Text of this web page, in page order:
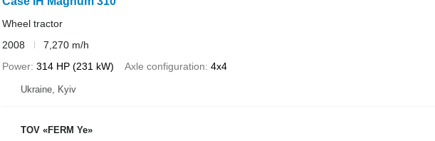
Wheel tractor
2008
7,270 m/h
Power 314 HP (231 kW) Axle configuration 4x4
Ukraine, Kyiv
TOV «FERM Ye»